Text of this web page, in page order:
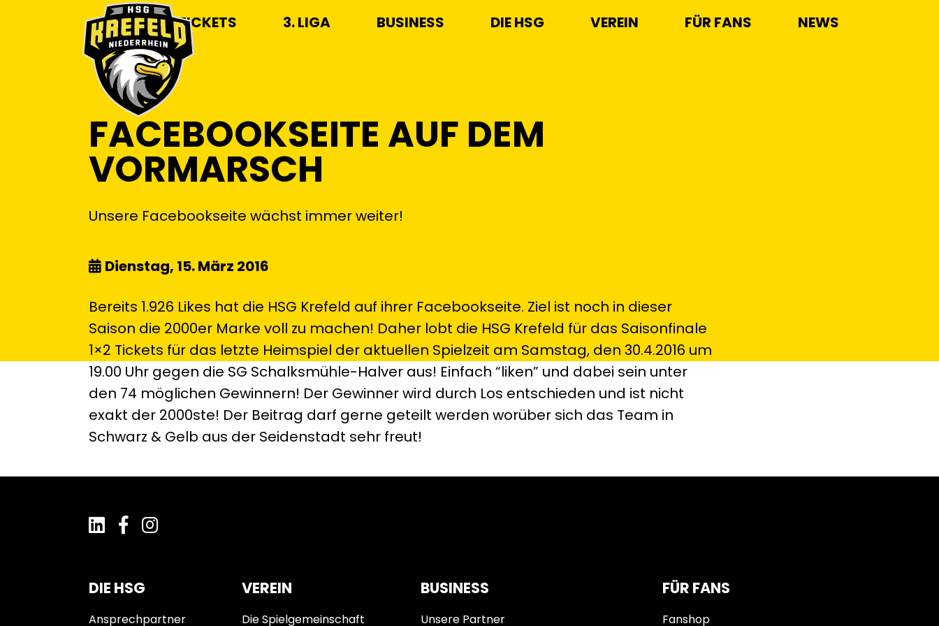
TICKETS 3. LIGA BUSINESS DIE HSG VEREIN FÜR FANS NEWS
FACEBOOKSEITE AUF DEM
VORMARSCH
Unsere Facebookseite wächst immer weiter!
Dienstag, 15. März 2016
Bereits 1.926 Likes hat die HSG Krefeld auf ihrer Facebookseite. Ziel ist noch in dieser
Saison die 2000er Marke voll zu machen! Daher lobt die HSG Krefeld für das Saisonfinale
1×2 Tickets für das letzte Heimspiel der aktuellen Spielzeit am Samstag, den 30.4.2016 um
19.00 Uhr gegen die SG Schalksmühle-Halver aus! Einfach “liken” und dabei sein unter
den 74 möglichen Gewinnern! Der Gewinner wird durch Los entschieden und ist nicht
exakt der 2000ste! Der Beitrag darf gerne geteilt werden worüber sich das Team in
Schwarz & Gelb aus der Seidenstadt sehr freut!
DIE HSG
Ansprechpartner
VEREIN
Die Spielgemeinschaft
BUSINESS
Unsere Partner
FÜR FANS
Fanshop